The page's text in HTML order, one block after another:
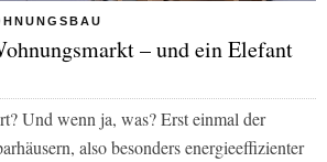
– und ein Elefant
Und wenn ja, was? Erst einmal der
also besonders energieeffizienter